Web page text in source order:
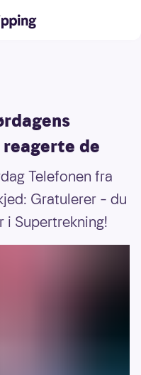
de
Telefonen fra
Gratulerer – du
i Supertrekning!